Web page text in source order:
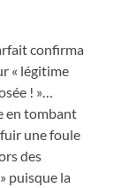
confirma
« légitime
! »…
en tombant
une foule
des
puisque la